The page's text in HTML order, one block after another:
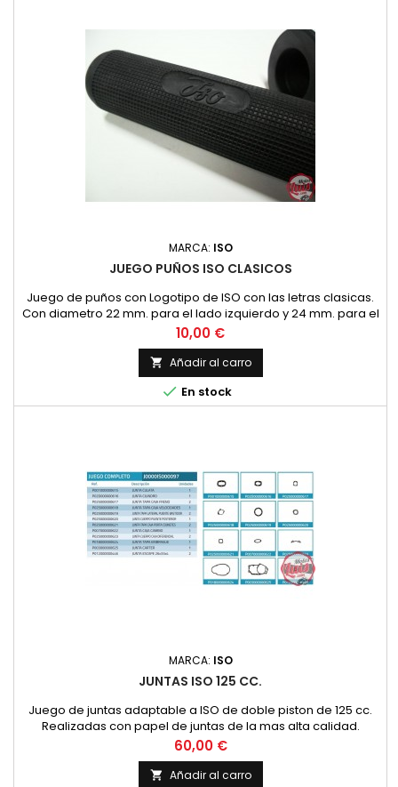
MARCA: ISO
JUEGO PUÑOS ISO CLASICOS
Juego de puños con Logotipo de ISO con las letras clasicas.
Con diametro 22 mm. para el lado izquierdo y 24 mm. para el
puño de gas.
Precio
10,00 €
 Añadir al carro
 En stock
MARCA: ISO
JUNTAS ISO 125 CC.
Juego de juntas adaptable a ISO de doble piston de 125 cc.
Realizadas con papel de juntas de la mas alta calidad.
CARTERES PEQUEÑOS. Comprobar forma con los carteres
segun el esquema que se encuentra entre las imagenes del
producto.
Precio
60,00 €
 Añadir al carro